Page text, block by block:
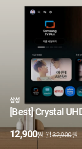
삼성
[Best] Crystal
12,900원 월32,900원